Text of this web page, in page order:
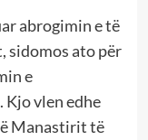
abrogimin e të
sidomos ato për
e
vlen edhe
Manastirit të